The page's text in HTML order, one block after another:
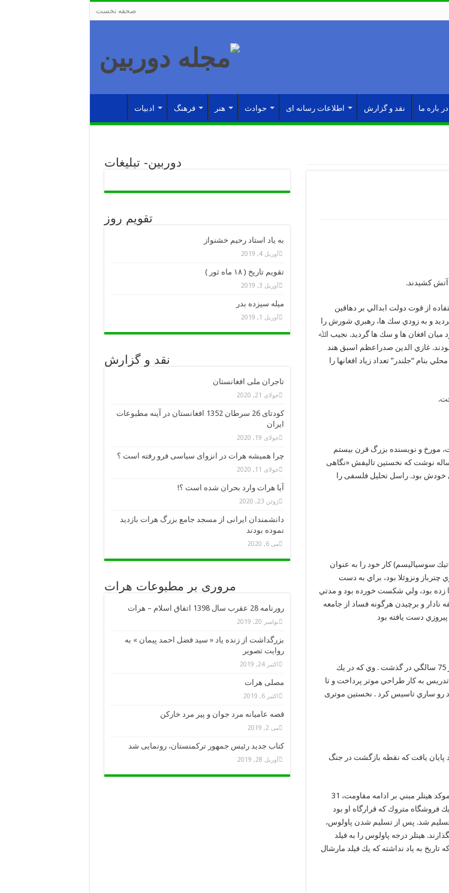
صحفه نخست
ادبیات فرهنگ هنر حوادث اطلاعات رسانه ای نقد و گزارش در باره ما
آتش کشیدند.
ﺍﺯ ﻗﻮﺕ ﺩﻭﻟﺖ ﺍﺑﺪﺍﻟﻲ ﺑﺮ ﺩﻫﺎﻗﻴﻦ
ﻭ ﺑﻪ ﺯﻭﺩﻱ ﺳﻚ ﻫﺎ، ﺭﻫﺒﺮﻱ ﺷﻮﺭﺵ ﺭﺍ
ﻣﻴﺎﻥ ﺍﻓﻐﺎﻥ ﻫﺎ ﻭ ﺳﻚ ﻫﺎ ﮔﺮﺩﻳﺪ. ﻧﺠﻴﺐ ﺍﷲ
ﻏﺎﺯﻱ ﺍﻟﺪﻳﻦ ﺻﺪﺭﺍﻋﻈﻢ ﺍﺳﺒﻖ ﻫﻨﺪ
ﺑﻨﺎﻡ “ﺟﻠﻨﺪﺭ” ﺗﻌﺪﺍﺩ ﺯﻳﺎﺩ ﺍﻓﻐﺎﻧﻬﺎ ﺭﺍ
مورخ و نویسنده بزرگ قرن بیستم
97 سالگی درگذشت. وی در طول عمر 66 کتاب و رساله نوشت که نخستین تالیفش «نگاهی
آلمان» عنوان داشت و آخرین آنها اتوبیوگرافی 3 جلدی خودش بود. راسل تحلیل فلسفی را
(چاوز) فرياس صاحب فرضیه سوسیالیسم قرن 21 (دمكراتيك سوسياليسم) كار خود را به عنوان
جنرال و فرمانده نيروي چترباز ونزوئلا بود، براي به دست
بود، ولي شكست خورده بود و مدتي
نادار و برچيدن هرگونه فساد از جامعه
پيروزي دست يافته بود
داكتر « فرديناند پورشه » سازنده موتر فولكس واگن ،و تانك ببر در اين روز در 75 سالگي در گذشت . وي كه در يك
تدريس به كار طراحي موتر پرداخت و تا
خود رو ساري تاسيس كرد . نخستين موتری
پايان يافت كه نقطه بازگشت در جنگ
فيلد مارشال پاولوس فرمانده ارتش ششم آلمان با وجود دستور هاي مكرر و موكد هيتلر مبني بر ادامه مقاومت، 31
ستاد و 15 ژنرال از زيرزمين يك فروشگاه متروك كه قرارگاه او بود
تسليم شد. پس از تسليم شدن پاولوس،
هيتلر درجه پاولوس را به فيلد
تاريخ به ياد نداشته كه يك فيلد مارشال
دوربین- تبلیغات
تقویم روز
به یاد استاد رحیم خشنواز
آوریل 4, 2019
تقویم تاریخ ( ۱۸ ماه ثور )
آوریل 3, 2019
میله سیزده بدر
آوریل 1, 2019
نقد و گزارش
تاجران ملی افغانستان
جولای 21, 2020
کودتای 26 سرطان 1352 افغانستان در آینه مطبوعات
ایران
جولای 19, 2020
چرا همیشه هرات در انزوای سیاسی فرو رفته است ؟
جولای 11, 2020
آیا هرات وارد بحران شده است ؟!
ژوئن 23, 2020
دانشمندان ایرانی از مسجد جامع بزرگ هرات بازدید
نموده بودند
می 6, 2020
مروری بر مطبوعات هرات
رورنامه 28 عقرب سال 1398 اتفاق اسلام – هرات
نوامبر 20, 2019
بزرگداشت از زنده یاد « سید فضل احمد پیمان » به
روایت تصویر
اکتبر 24, 2019
مصلی هرات
اکتبر 6, 2019
قصه عامیانه مرد جوان و پیر مرد خارکن
می 2, 2019
کتاب جدید رئیس جمهور ترکمنستان، رونمایی شد
آوریل 28, 2019